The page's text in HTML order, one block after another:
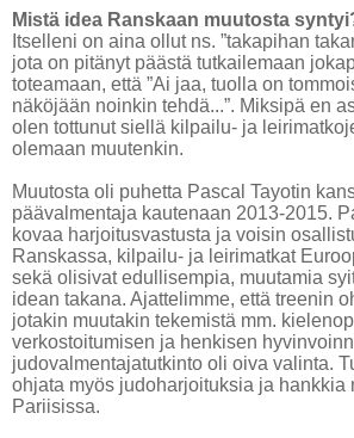
Mistä idea Ranskaan muutosta
Itselleni on aina ollut ns. ”takapihan
jota on pitänyt päästä tutkailemaan
toteamaan, että ”Ai jaa, tuolla on
näköjään noinkin tehdä...”. Miksipä en
olen tottunut siellä kilpailu- ja
olemaan muutenkin.
Muutosta oli puhetta Pascal Tayotin
päävalmentaja kautenaan 2013-2015.
kovaa harjoitusvastusta ja voisin
Ranskassa, kilpailu- ja leirimatkat
sekä olisivat edullisempia, muutamia
idean takana. Ajattelimme, että treenin
jotakin muutakin tekemistä mm.
verkostoitumisen ja henkisen
judovalmentajatutkinto oli oiva valinta.
ohjata myös judoharjoituksia ja hankkia
Pariisissa.